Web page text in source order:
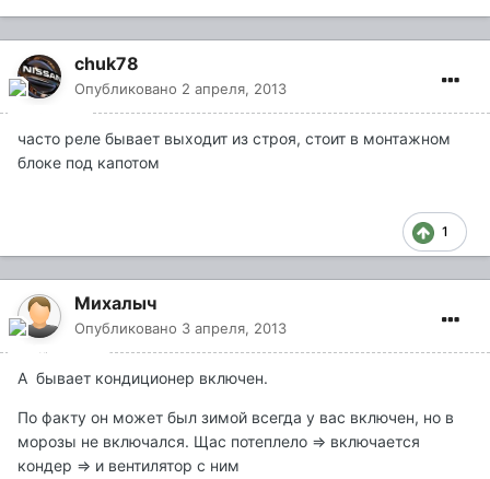
chuk78
Опубликовано 2 апреля, 2013
часто реле бывает выходит из строя, стоит в монтажном
блоке под капотом
1
Mиxaлыч
Опубликовано 3 апреля, 2013
А бывает кондиционер включен.
По факту он может был зимой всегда у вас включен, но в
морозы не включался. Щас потеплело => включается
кондер => и вентилятор с ним